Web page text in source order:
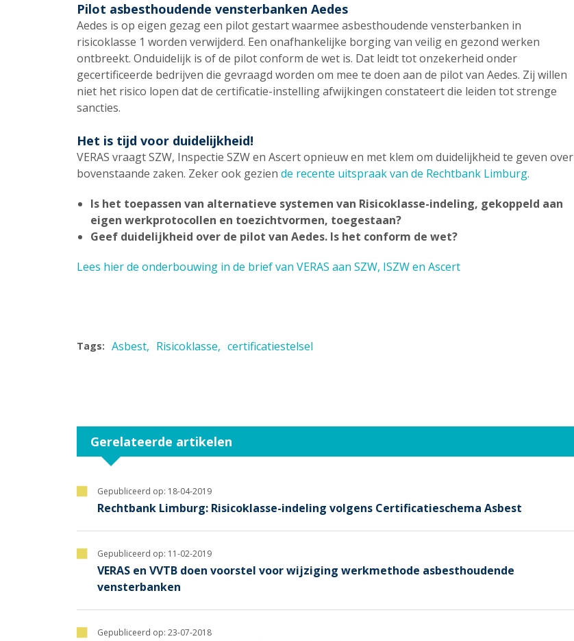
Pilot asbesthoudende vensterbanken Aedes
Aedes is op eigen gezag een pilot gestart waarmee asbesthoudende vensterbanken in
risicoklasse 1 worden verwijderd. Een onafhankelijke borging van veilig en gezond werken
ontbreekt. Onduidelijk is of de pilot conform de wet is. Dat leidt tot onzekerheid onder
gecertificeerde bedrijven die gevraagd worden om mee te doen aan de pilot van Aedes. Zij willen
niet het risico lopen dat de certificatie-instelling afwijkingen constateert die leiden tot strenge
sancties.
Het is tijd voor duidelijkheid!
VERAS vraagt SZW, Inspectie SZW en Ascert opnieuw en met klem om duidelijkheid te geven over
bovenstaande zaken. Zeker ook gezien de recente uitspraak van de Rechtbank Limburg.
Is het toepassen van alternatieve systemen van Risicoklasse-indeling, gekoppeld aan
eigen werkprotocollen en toezichtvormen, toegestaan?
Geef duidelijkheid over de pilot van Aedes. Is het conform de wet?
Lees hier de onderbouwing in de brief van VERAS aan SZW, ISZW en Ascert
Tags: Asbest Risicoklasse certificatiestelsel
Gerelateerde artikelen
Gepubliceerd op: 18-04-2019
Rechtbank Limburg: Risicoklasse-indeling volgens Certificatieschema Asbest
Gepubliceerd op: 11-02-2019
VERAS en VVTB doen voorstel voor wijziging werkmethode asbesthoudende
vensterbanken
Gepubliceerd op: 23-07-2018